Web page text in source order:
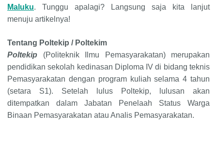
Maluku. Tunggu apalagi?
Langsung saja kita lanjut
menuju artikelnya!
Tentang Poltekip / Poltekim
Poltekip (Politeknik Ilmu Pemasyarakatan) merupakan
pendidikan sekolah kedinasan Diploma IV di bidang teknis
Pemasyarakatan dengan program kuliah selama 4 tahun
(setara S1). Setelah lulus
Poltekip, lulusan akan
ditempatkan dalam Jabatan Penelaah Status Warga
Binaan Pemasyarakatan atau Analis Pemasyarakatan.